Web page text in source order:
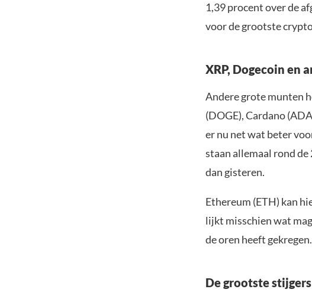
1,39 procent over de
voor de grootste
XRP, Dogecoin en
Andere grote munten
(DOGE), Cardano
er nu net wat beter
staan allemaal rond
dan gisteren.
Ethereum (ETH) kan
lijkt misschien wat
de oren heeft gekregen.
De grootste stijgers